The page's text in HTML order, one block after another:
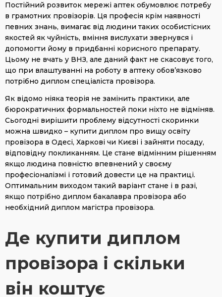
Постійний розвиток мережі аптек обумовлює потребу
в грамотних провізорів. Ця професія крім наявності
певних знань, вимагає від людини таких особистісних
якостей як чуйність, вміння вислухати звернувся і
допомогти йому в придбанні корисного препарату.
Цьому не вчать у ВНЗ, але даний факт не скасовує того,
що при влаштуванні на роботу в аптеку обов’язково
потрібно диплом спеціаліста провізора.
Як відомо ніяка теорія не замінить практики, але
бюрократичних формальностей поки ніхто не відміняв.
Сьогодні вирішити проблему відсутності скоринки
можна швидко – купити диплом про вищу освіту
провізора в Одесі, Харкові чи Києві і зайняти посаду,
відповідну покликанням. Це стане відмінним рішенням
якщо людина повністю впевнений у своєму
професіоналізмі і готовий довести це на практиці.
Оптимальним виходом такий варіант стане і в разі,
якщо потрібно диплом бакалавра провізора або
необхідний диплом магістра провізора.
Де купити диплом
провізора і скільки
він коштує